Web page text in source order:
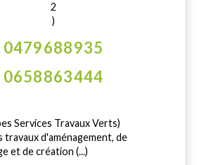
2
)
0479688935
0658863444
Services Travaux Verts)
travaux d'aménagement, de
et de création (...)